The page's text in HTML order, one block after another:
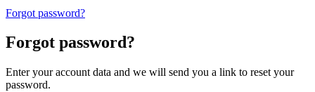
Forgot password?
Forgot password?
Enter your account data and we will send you a link to reset your
password.